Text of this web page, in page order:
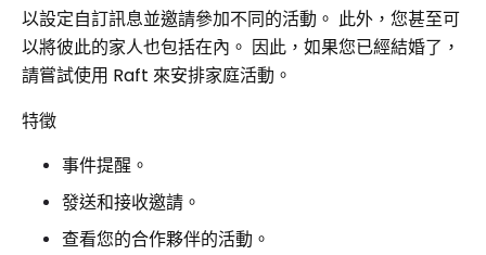
以設定自訂訊息並邀請參加不同的活動。 此外，您甚至可
以將彼此的家人也包括在內。 因此，如果您已經結婚了，
請嘗試使用 Raft 來安排家庭活動。
特徵
事件提醒。
發送和接收邀請。
查看您的合作夥伴的活動。